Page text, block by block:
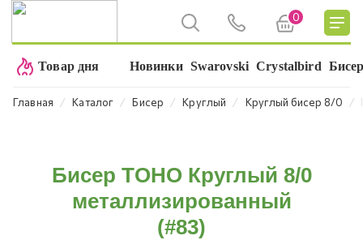
0
Товар дня Новинки Swarovski Crystalbird
Главная ⁄ Каталог ⁄ Бисер ⁄ Круглый ⁄ Круглый бисер 8/0 ⁄
Бисер TOHO Круглый 8/0
металлизированный
(#83)